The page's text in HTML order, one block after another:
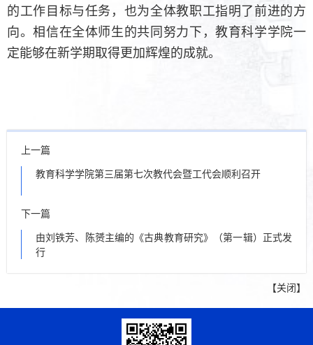
的工作目标与任务，也为全体教职工指明了前进的方
向。相信在全体师生的共同努力下，教育科学学院一
定能够在新学期取得更加辉煌的成就。
上一篇
教育科学学院第三届第七次教代会暨工代会顺利召开
下一篇
由刘铁芳、陈赟主编的《古典教育研究》（第一辑）正式发
行
【关闭】